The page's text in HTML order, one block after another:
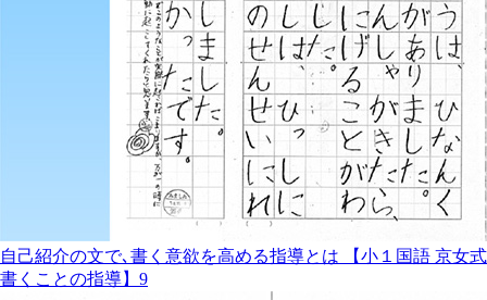
自己紹介の文で､書く意欲を高める指導とは 【小１国語 京女式
書くことの指導】9